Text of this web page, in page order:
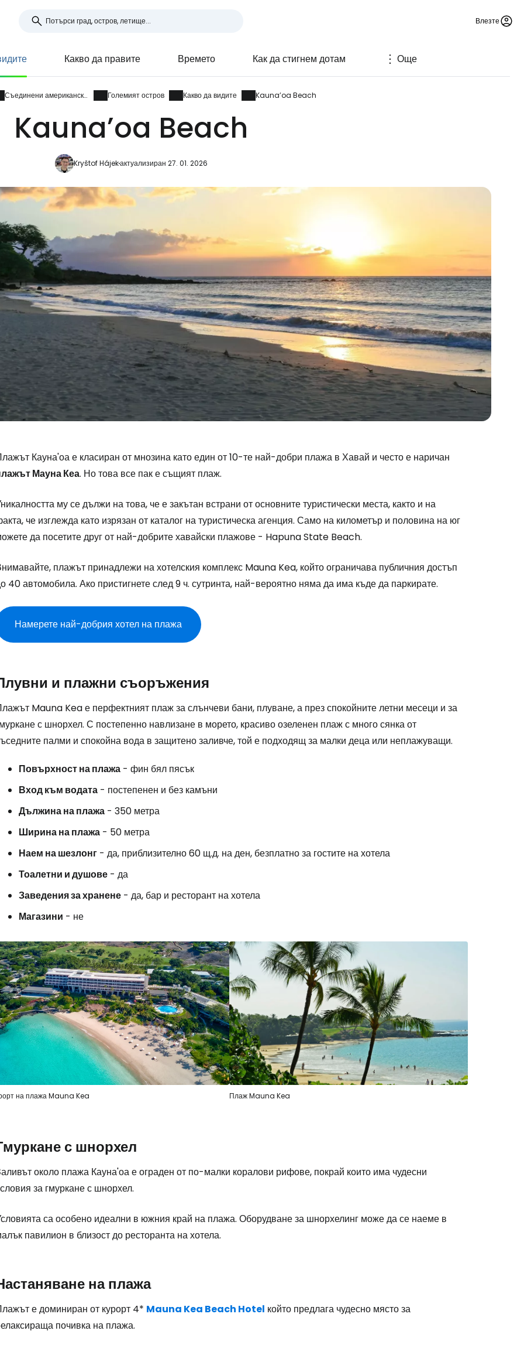
Влезте
Какво да правите Времето Как да стигнем дотам Още
Съединени американски щати Големият остров Какво да видите Kauna’oa Beach
Kauna’oa Beach
Kryštof Hájekактуализиран 27. 01. 2026
Кауна'оа е класиран от мнозина като един от 10-те най-добри плажа в Хавай и често е наричан
Мауна Кеа. Но това все пак е същият плаж.
му се дължи на това, че е закътан встрани от основните туристически места, както и на
че изглежда като изрязан от каталог на туристическа агенция. Само на километър и половина на юг
да посетите друг от най-добрите хавайски плажове - Hapuna State Beach.
плажът принадлежи на хотелския комплекс Mauna Kea, който ограничава публичния достъп
40 автомобила. Ако пристигнете след 9 ч. сутринта, най-вероятно няма да има къде да паркирате.
Намерете най-добрия хотел на плажа
и плажни съоръжения
Mauna Kea е перфектният плаж за слънчеви бани, плуване, а през спокойните летни месеци и за
с шнорхел. С постепенно навлизане в морето, красиво озеленен плаж с много сянка от
палми и спокойна вода в защитено заливче, той е подходящ за малки деца или неплажуващи.
Повърхност на плажа - фин бял пясък
Вход към водата - постепенен и без камъни
Дължина на плажа - 350 метра
Ширина на плажа - 50 метра
Наем на шезлонг - да, приблизително 60 щ.д. на ден, безплатно за гостите на хотела
Тоалетни и душове - да
Заведения за хранене - да, бар и ресторант на хотела
Магазини - не
на плажа Mauna Kea Плаж Mauna Kea
с шнорхел
около плажа Кауна'оа е ограден от по-малки коралови рифове, покрай които има чудесни
за гмуркане с шнорхел.
са особено идеални в южния край на плажа. Оборудване за шнорхелинг може да се наеме в
павилион в близост до ресторанта на хотела.
на плажа
е доминиран от курорт 4* Mauna Kea Beach Hotel който предлага чудесно място за
почивка на плажа.
Влезте в Cestee
... световната общност на туристите
Продължете с Facebook
Продължете с имейл